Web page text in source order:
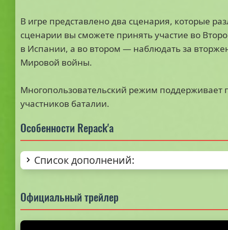
В игре представлено два сценария, которые
сценарии вы сможете принять участие во
в Испании, а во втором — наблюдать за
Мировой войны.
Многопользовательский режим поддерживает
участников баталии.
Особенности Repack'а
Список дополнений:
Официальный трейлер